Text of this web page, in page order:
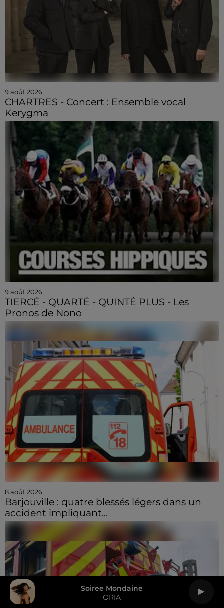
Soiree Mondaine
ORIA
9 août 2026
CHARTRES - Concert : Ensemble vocal
Kerygma
9 août 2026
TIERCÉ - QUARTÉ - QUINTÉ PLUS - Les
Pronos de Nono
8 août 2026
Barjouville : quatre blessés légers dans un
accident impliquant...